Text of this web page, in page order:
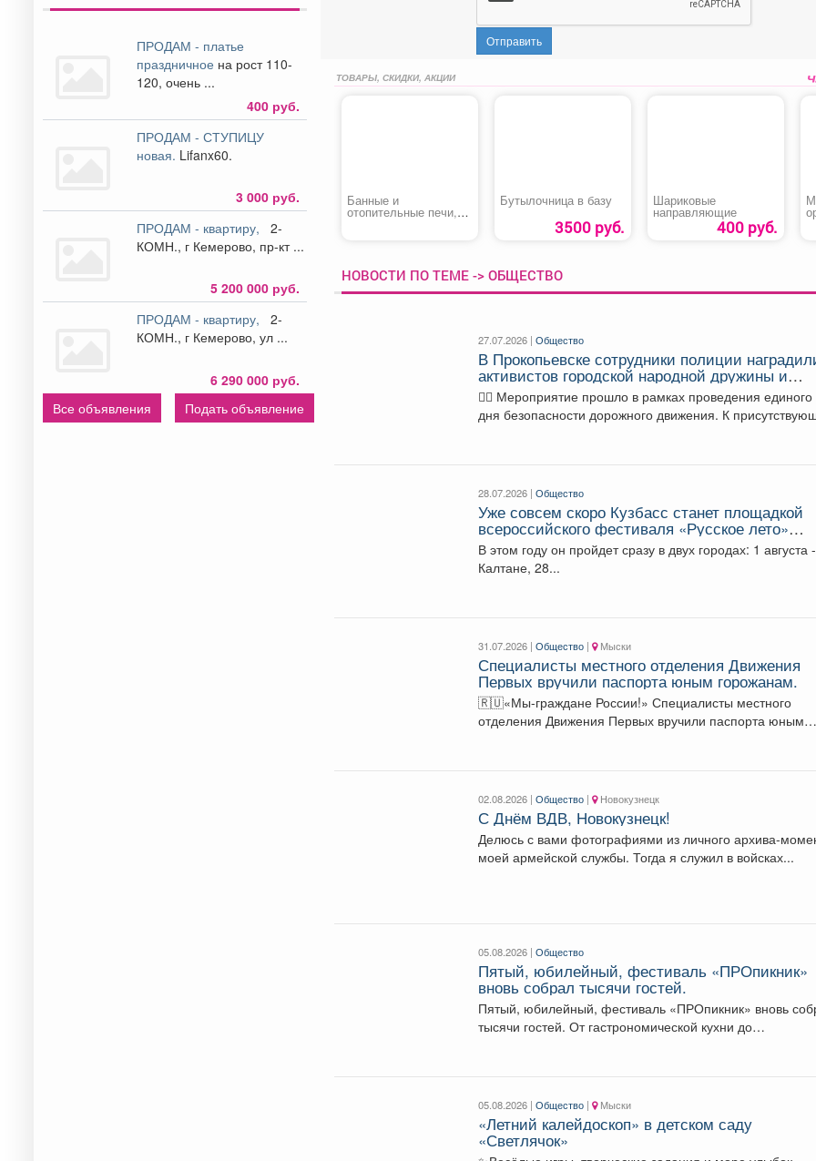
ПРОДАМ - платье
праздничное на рост 110-
120, очень ...
400 руб.
ПРОДАМ - СТУПИЦУ
новая. Lifanx60.
3 000 руб.
ПРОДАМ - квартиру,
2-
КОМН., г Кемерово, пр-кт ...
5 200 000 руб.
ПРОДАМ - квартиру,
2-
КОМН., г Кемерово, ул ...
6 290 000 руб.
Все объявления
Подать объявление
Отправить
ТОВАРЫ, СКИДКИ, АКЦИИ
Банные и
отопительные печи,
Бутылочница в базу
3500 руб.
Шариковые
направляющие
400 руб.
НОВОСТИ ПО ТЕМЕ -> ОБЩЕСТВО
27.07.2026 |Общество
В Прокопьевске сотрудники полиции
активистов городской народной дружины и
волонтеров поисково-спасательного отряда
👮‍♂️ Мероприятие прошло в рамках проведения единого
дня безопасности дорожного движения. К
28.07.2026 |Общество
Уже совсем скоро Кузбасс станет площадкой
всероссийского фестиваля «Русское лето»
#ZaРоссию.
В этом году он пройдет сразу в двух городах: 1 августа
Калтане, 28...
31.07.2026 |Общество | Мыски
Специалисты местного отделения Движения
Первых вручили паспорта юным горожанам.
🇷🇺«Мы-граждане России!» Специалисты местного
отделения Движения Первых вручили паспорта юным
02.08.2026 |Общество | Новокузнецк
С Днём ВДВ, Новокузнецк!
Делюсь с вами фотографиями из личного архива-
моей армейской службы. Тогда я служил в войсках...
05.08.2026 |Общество
Пятый, юбилейный, фестиваль «ПРОпикник»
вновь собрал тысячи гостей.
Пятый, юбилейный, фестиваль «ПРОпикник» вновь
тысячи гостей. От гастрономической кухни до
05.08.2026 |Общество | Мыски
«Летний калейдоскоп» в детском саду
«Светлячок»